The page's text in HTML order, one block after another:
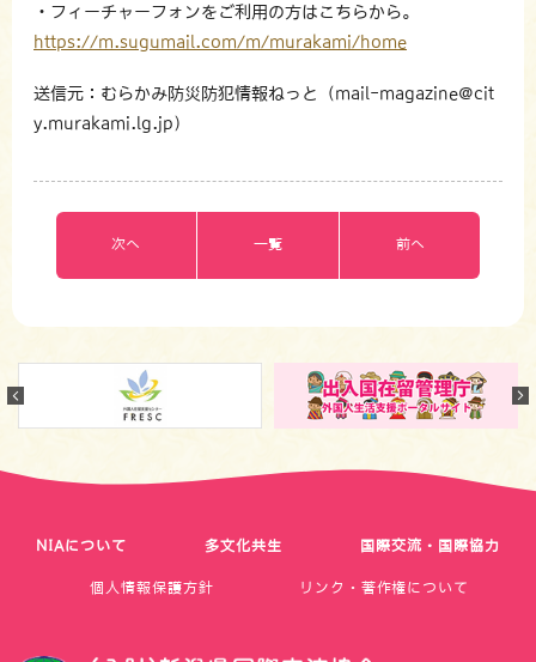
・フィーチャーフォンをご利用の方はこちらから。
https://m.sugumail.com/m/murakami/home
送信元：むらかみ防災防犯情報ねっと（mail-magazine@cit
y.murakami.lg.jp）
次へ 一覧 前へ
NIAについて 多文化共生 国際交流・国際協力
個人情報保護方針 リンク・著作権について